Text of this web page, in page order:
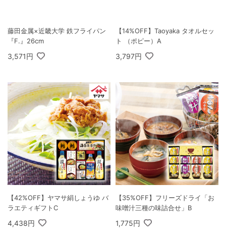
藤田金属×近畿大学 鉄フライパン
『F.』26cm
3,571円
【14%OFF】Taoyaka タオルセッ
ト （ポピー）A
3,797円
【42%OFF】ヤマサ絹しょうゆ バ
ラエティギフトC
4,438円
【35%OFF】フリーズドライ「お
味噌汁三種の味詰合せ」B
1,775円